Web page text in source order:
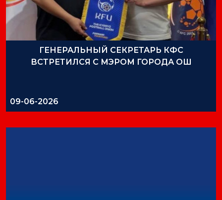
ГЕНЕРАЛЬНЫЙ СЕКРЕТАРЬ КФС
ВСТРЕТИЛСЯ С МЭРОМ ГОРОДА ОШ
09-06-2026